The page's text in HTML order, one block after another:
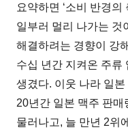
요약하면 ‘소비 반경의
일부러 멀리 나가는 것
해결하려는 경향이 강
수십 년간 지켜온 주류
생겼다. 이웃 나라 일
20년간 일본 맥주 판
물러나고, 늘 만년 2위